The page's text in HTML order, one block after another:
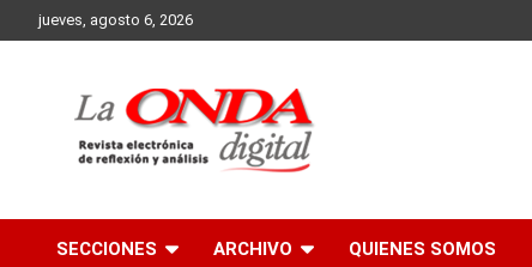
to
jueves, agosto 6, 2026
SECCIONES ARCHIVO QUIENES SOMOS